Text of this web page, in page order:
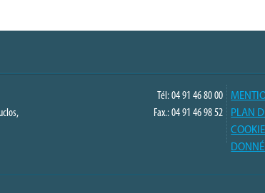
Tél: 04 91 46 80 00
Fax.: 04 91 46 98 52
PLAN